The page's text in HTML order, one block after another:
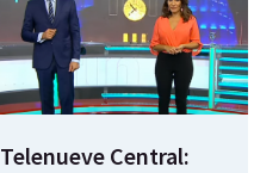
Telenueve Central: